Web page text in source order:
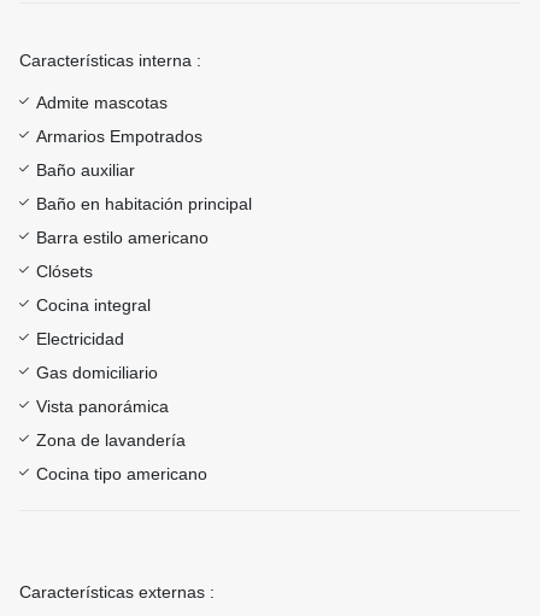
Características interna :
Admite mascotas
Armarios Empotrados
Baño auxiliar
Baño en habitación principal
Barra estilo americano
Clósets
Cocina integral
Electricidad
Gas domiciliario
Vista panorámica
Zona de lavandería
Cocina tipo americano
Características externas :